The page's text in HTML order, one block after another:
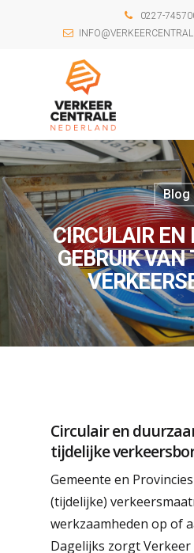
0227-
Blog
CIRCULAIR
GEBRUIK
Circulair en
tijdelijke
Gemeente en
(tijdelijke)
werkzaamheden op of
Dagelijks zorgt Verkeer